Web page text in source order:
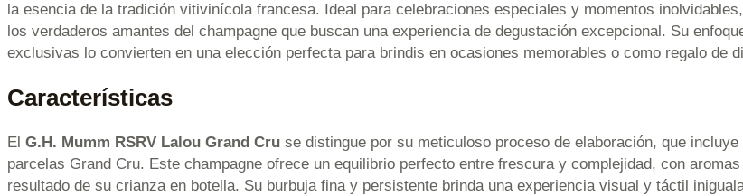
la esencia de la tradición vitivinícola francesa. Ideal para celebraciones especiales y momentos
los verdaderos amantes del champagne que buscan una experiencia de degustación excepcional. Su
exclusivas lo convierten en una elección perfecta para brindis en ocasiones memorables o como regalo de
Características
El G.H. Mumm RSRV Lalou Grand Cru se distingue por su meticuloso proceso de elaboración, que
parcelas Grand Cru. Este champagne ofrece un equilibrio perfecto entre frescura y complejidad, con
resultado de su crianza en botella. Su burbuja fina y persistente brinda una experiencia visual y táctil